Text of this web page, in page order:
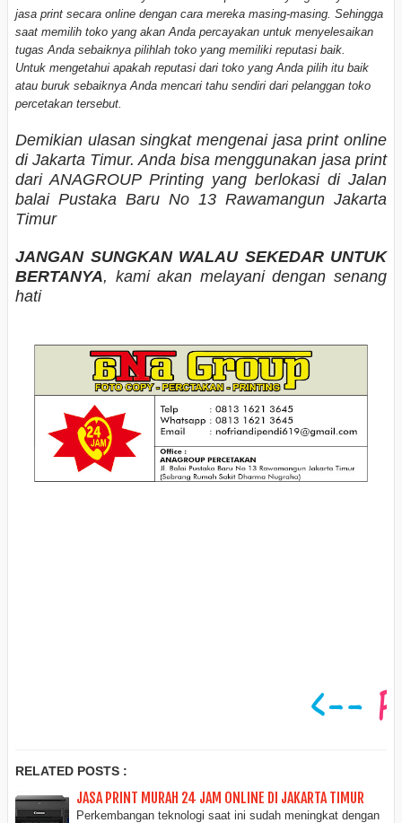
jasa print secara online dengan cara mereka masing-masing. Sehingga
saat memilih toko yang akan Anda percayakan untuk menyelesaikan
tugas Anda sebaiknya pilihlah toko yang memiliki reputasi baik.
Untuk mengetahui apakah reputasi dari toko yang Anda pilih itu baik
atau buruk sebaiknya Anda mencari tahu sendiri dari pelanggan toko
percetakan tersebut.
Demikian ulasan singkat mengenai jasa print online
di Jakarta Timur. Anda bisa menggunakan jasa print
dari ANAGROUP Printing yang berlokasi di Jalan
balai Pustaka Baru No 13 Rawamangun Jakarta
Timur
JANGAN SUNGKAN WALAU SEKEDAR UNTUK
BERTANYA, kami akan melayani dengan senang
hati
RELATED POSTS :
JASA PRINT MURAH 24 JAM ONLINE DI JAKARTA TIMUR
Perkembangan teknologi saat ini sudah meningkat dengan